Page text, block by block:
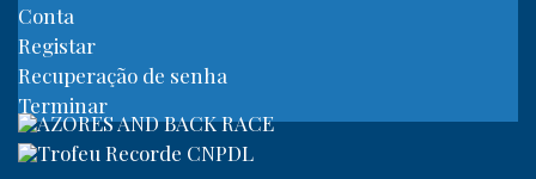
Conta
Registar
Recuperação de senha
Terminar